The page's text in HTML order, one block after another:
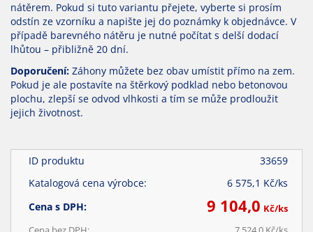
nátěrem. Pokud si tuto variantu přejete, vyberte si prosím
odstín ze vzorníku a napište jej do poznámky k objednávce. V
případě barevného nátěru je nutné počítat s delší dodací
lhůtou – přibližně 20 dní.
Doporučení: Záhony můžete bez obav umístit přímo na zem.
Pokud je ale postavíte na štěrkový podklad nebo betonovou
plochu, zlepší se odvod vlhkosti a tím se může prodloužit
jejich životnost.
ID produktu
33659
Katalogová cena výrobce:
6 575,1 Kč/ks
Cena s DPH:
9 104,0 Kč/ks